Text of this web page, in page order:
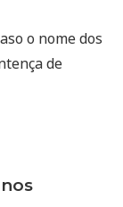
o nome dos
de